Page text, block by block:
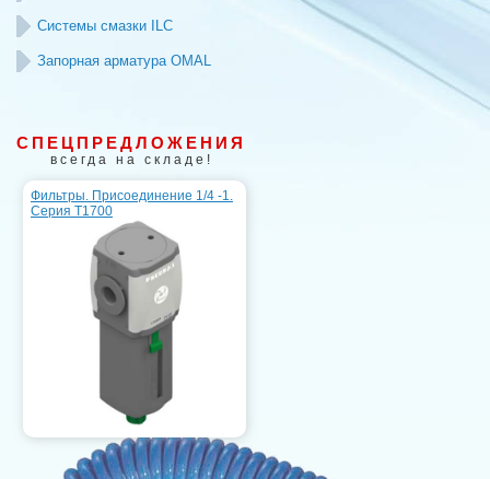
Системы смазки ILC
Запорная арматура OMAL
СПЕЦПРЕДЛОЖЕНИЯ
всегда на складе!
Фильтры. Присоединение 1/4 -1.
Серия T1700